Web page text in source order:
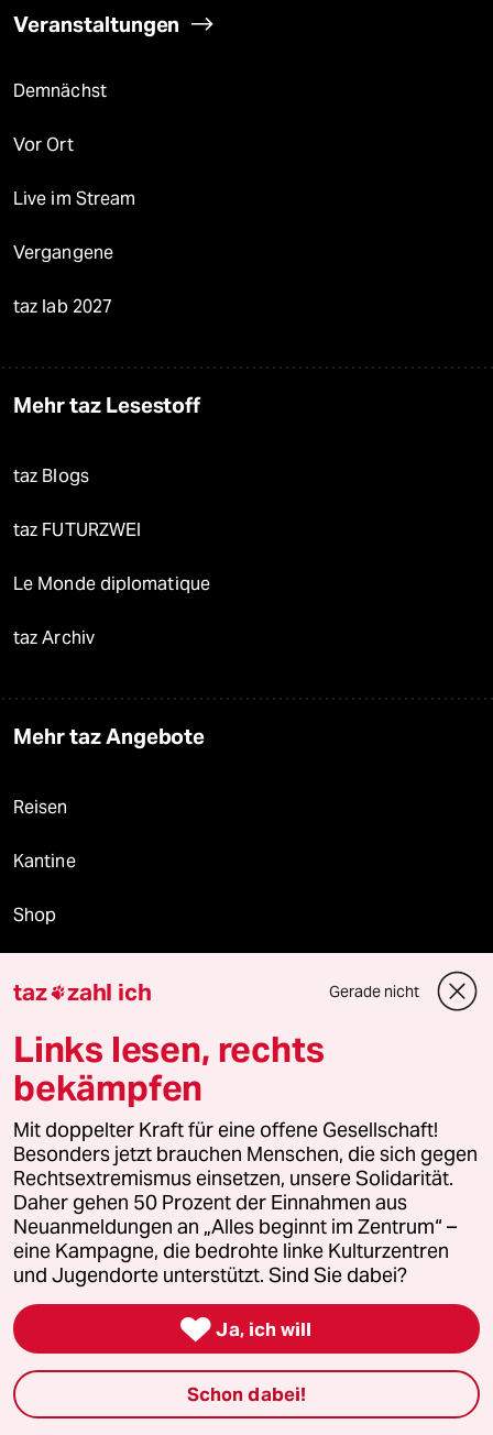
Veranstaltungen
Demnächst
Vor Ort
Live im Stream
Vergangene
taz lab 2027
Mehr taz Lesestoff
taz Blogs
taz FUTURZWEI
Le Monde diplomatique
taz Archiv
Mehr taz Angebote
Reisen
Kantine
Shop
Fragen & Hilfe
Feedback
Aboservice
ePaper Login
© 2026 taz Verlags und Vertriebs GmbH
Alle Rechte vorbehalten. Bei rechtlichen Fragen oder für Genehmigungen
taz zahl ich Gerade nicht
Links lesen, rechts
bekämpfen
Mit doppelter Kraft für eine offene Gesellschaft!
Besonders jetzt brauchen Menschen, die sich gegen
Rechtsextremismus einsetzen, unsere Solidarität.
Daher gehen 50 Prozent der Einnahmen aus
Neuanmeldungen an „Alles beginnt im Zentrum“ –
eine Kampagne, die bedrohte linke Kulturzentren
und Jugendorte unterstützt. Sind Sie dabei?
 Ja, ich will
Schon dabei!